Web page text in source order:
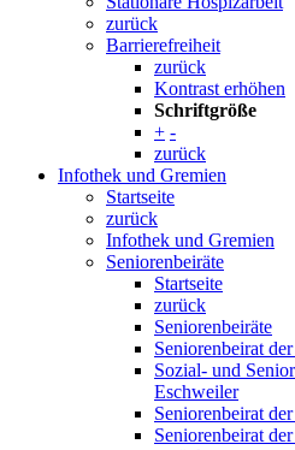
zurück
Barrierefreiheit
zurück
Kontrast erhöhen
Schriftgröße
+ -
zurück
Infothek und Gremien
Startseite
zurück
Infothek und Gremien
Seniorenbeiräte
Startseite
zurück
Seniorenbeiräte
Seniorenbeirat
Sozial- und
Eschweiler
Seniorenbeirat
Seniorenbeirat